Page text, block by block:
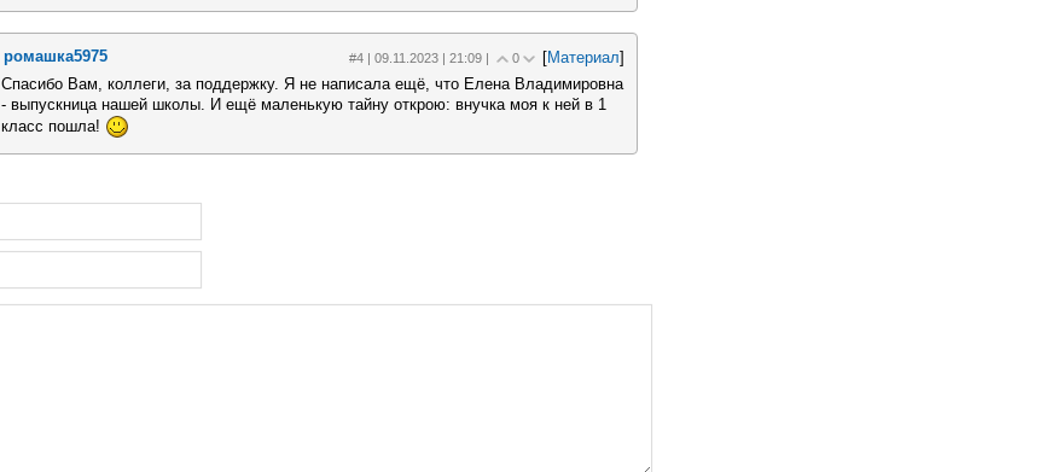
ромашка5975 #4 | 09.11.2023 | 21:09 | 0 [Материал]
Спасибо Вам, коллеги, за поддержку. Я не написала ещё, что Елена Владимировна
- выпускница нашей школы. И ещё маленькую тайну открою: внучка моя к ней в 1
класс пошла!